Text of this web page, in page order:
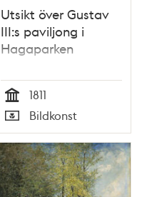
Utsikt över Gustav
III:s paviljong i
Hagaparken
Tid
1811
Typ
Bildkonst